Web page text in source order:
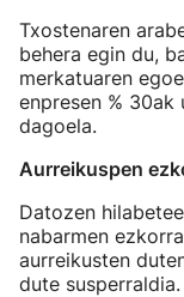
Txostenaren
behera egin du,
merkatuaren
enpresen %
dagoela.
Aurreikuspen
Datozen
nabarmen
aurreikusten
dute susperraldia.